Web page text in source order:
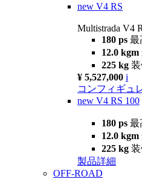
new V4 RS
Multistrada V4
180 ps 最
12.0 kgm
225 kg
¥ 5,527,000 i
コンフィギュ
new V4 RS 100
180 ps 最
12.0 kgm
225 kg
製品詳細
OFF-ROAD